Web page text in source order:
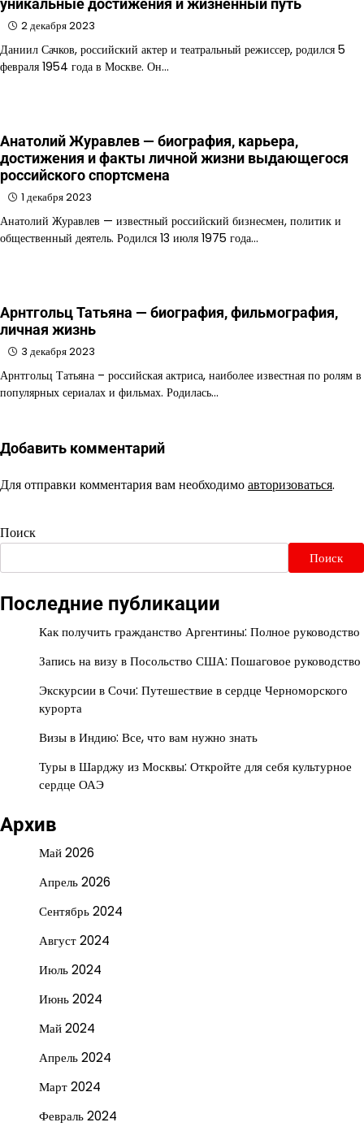
уникальные достижения и жизненный путь
2 декабря 2023
Даниил Сачков, российский актер и театральный режиссер, родился 5
февраля 1954 года в Москве. Он…
Анатолий Журавлев — биография, карьера,
достижения и факты личной жизни выдающегося
российского спортсмена
1 декабря 2023
Анатолий Журавлев — известный российский бизнесмен, политик и
общественный деятель. Родился 13 июля 1975 года…
Арнтгольц Татьяна — биография, фильмография,
личная жизнь
3 декабря 2023
Арнтгольц Татьяна – российская актриса, наиболее известная по ролям в
популярных сериалах и фильмах. Родилась…
Добавить комментарий
Для отправки комментария вам необходимоавторизоваться.
Поиск
Поиск
Последние публикации
Как получить гражданство Аргентины: Полное руководство
Запись на визу в Посольство США: Пошаговое руководство
Экскурсии в Сочи: Путешествие в сердце Черноморского
курорта
Визы в Индию: Все, что вам нужно знать
Туры в Шарджу из Москвы: Откройте для себя культурное
сердце ОАЭ
Архив
Май 2026
Апрель 2026
Сентябрь 2024
Август 2024
Июль 2024
Июнь 2024
Май 2024
Апрель 2024
Март 2024
Февраль 2024